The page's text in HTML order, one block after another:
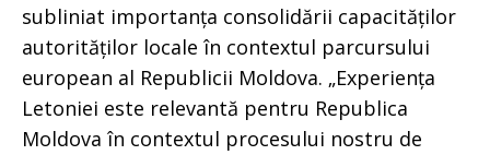
subliniat importanța consolidării capacităților
autorităților locale în contextul parcursului
european al Republicii Moldova. „Experiența
Letoniei este relevantă pentru Republica
Moldova în contextul procesului nostru de